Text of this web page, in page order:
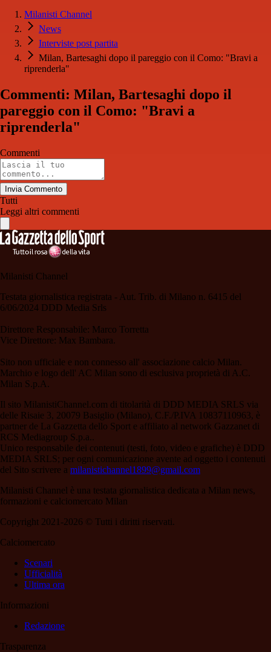
Milanisti Channel
News
Interviste post partita
Milan, Bartesaghi dopo il pareggio con il Como: "Bravi a
riprenderla"
Commenti: Milan, Bartesaghi dopo il
pareggio con il Como: "Bravi a
riprenderla"
Commenti
Invia Commento
Tutti
Leggi altri commenti
Milanisti Channel
Testata giornalistica registrata - Aut. Trib. di Milano n. 6415 del
6/06/2024 DDD Media Srls
Direttore Responsabile: Marco Torretta
Vice Direttore: Max Bambara.
Sito non ufficiale e non connesso all' associazione calcio Milan.
Marchio e logo dell' AC Milan sono di esclusiva proprietà di A.C.
Milan S.p.A.
Il sito MilanistiChannel.com di titolarità di DDD MEDIA SRLS via
delle Risaie 3, 20079 Basiglio (Milano), C.F./P.IVA 10837110963, è
partner de La Gazzetta dello Sport e affiliato al network Gazzanet di
RCS Mediagroup S.p.a..
Unico responsabile dei contenuti (testi, foto, video e grafiche) è DDD
MEDIA SRLS; per ogni comunicazione avente ad oggetto i contenuti
del Sito scrivere a milanistichannel1899@gmail.com
Milanisti Channel è una testata giornalistica dedicata a Milan news,
formazioni e calciomercato Milan
Copyright 2021-2026 © Tutti i diritti riservati.
Calciomercato
Scenari
Ufficialità
Ultima ora
Informazioni
Redazione
Trasparenza